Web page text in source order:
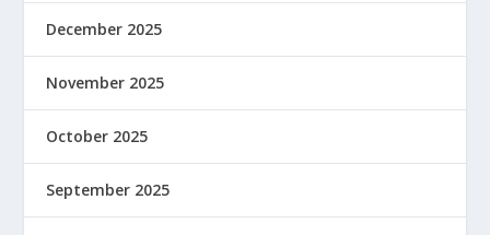
December 2025
November 2025
October 2025
September 2025